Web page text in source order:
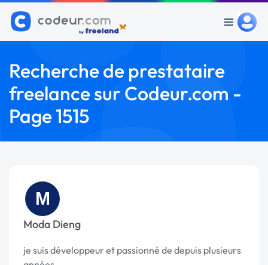
Recherche de prestataire
freelance sur Codeur.com -
Page 1515
M
Moda Dieng
je suis développeur et passionné de depuis plusieurs